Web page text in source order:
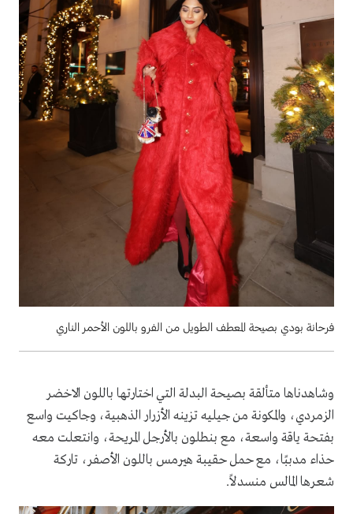
فرحانة بودي بصيحة المعطف الطويل من الفرو باللون الأحمر الناري
وشاهدناها متألقة بصيحة البدلة التي اختارتها باللون الاخضر
الزمردي، والمكونة من جيليه تزينه الأزرار الذهبية، وجاكيت واسع
بفتحة ياقة واسعة، مع بنطلون بالأرجل المريحة، وانتعلت معه
حذاء مدببًا، مع حمل حقيبة هيرمس باللون الأصفر، تاركة
شعرها المالس منسدلاً.